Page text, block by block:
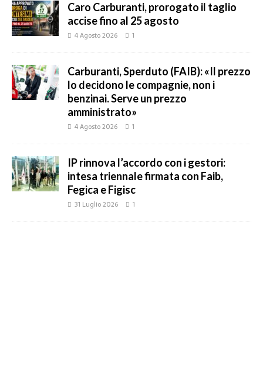
Caro Carburanti, prorogato il taglio
accise fino al 25 agosto
4 Agosto 2026 1
Carburanti, Sperduto (FAIB): «Il prezzo
lo decidono le compagnie, non i
benzinai. Serve un prezzo
amministrato»
4 Agosto 2026 1
IP rinnova l’accordo con i gestori:
intesa triennale firmata con Faib,
Fegica e Figisc
31 Luglio 2026 1